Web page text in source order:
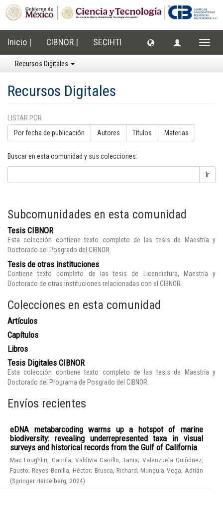
Inicio | CIBNOR | SECIHTI
Recursos Digitales
Recursos Digitales
LISTAR POR
Por fecha de publicación Autores Títulos Materias
Buscar en esta comunidad y sus colecciones:
Ir
Subcomunidades en esta comunidad
Tesis CIBNOR
Esta colección contiene texto completo de las tesis de Maestría y
Doctorado del Posgrado del CIBNOR.
Tesis de otras instituciones
Contiene texto completo de las tesis de Licenciatura, Maestría y
Doctorado de otras instituciones relacionadas con el CIBNOR
Colecciones en esta comunidad
Artículos
Capítulos
Libros
Tesis Digitales CIBNOR
Esta colección contiene texto completo de las tesis de Maestría y
Doctorado del Programa de Posgrado del CIBNOR.
Envíos recientes
eDNA metabarcoding warms up a hotspot of marine
biodiversity: revealing underrepresented taxa in visual
surveys and historical records from the Gulf of California
Mac Loughlin, Camila; Valdivia Carrillo, Tania; Valenzuela Quiñónez,
Fausto;Reyes Bonilla, Héctor; Brusca, Richard;Munguia Vega, Adrián
(Springer Heidelberg 2024)